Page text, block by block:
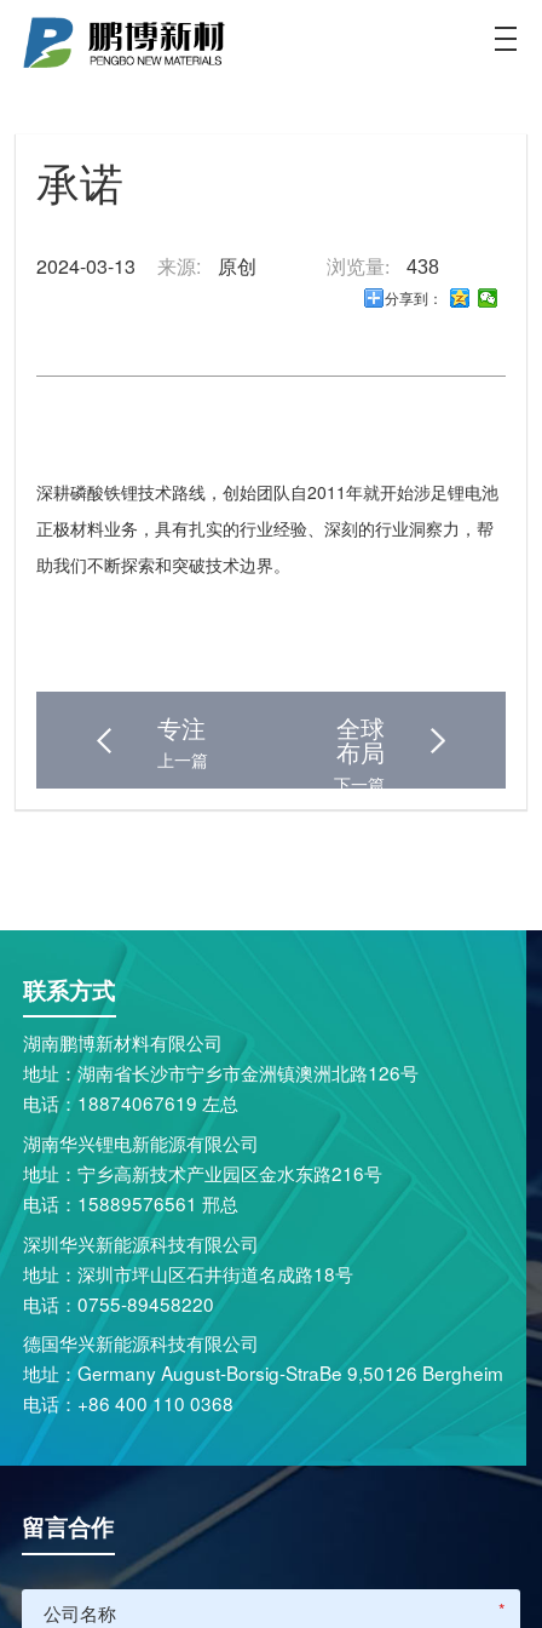
集团介绍
鹏博集团推动可再生能源的未来
集团介绍 核心竞争力
承诺
2024-03-13 来源: 原创 浏览量:
438
分享到：
深耕磷酸铁锂技术路线，创始团队自2011年就开始涉足锂电池
正极材料业务，具有扎实的行业经验、深刻的行业洞察力，帮
助我们不断探索和突破技术边界。
专注
上一篇
全球
布局
下一篇
联系方式
湖南鹏博新材料有限公司
地址：湖南省长沙市宁乡市金洲镇澳洲北路126号
电话：18874067619 左总
湖南华兴锂电新能源有限公司
地址：宁乡高新技术产业园区金水东路216号
电话：15889576561 邢总
深圳华兴新能源科技有限公司
地址：深圳市坪山区石井街道名成路18号
电话：0755-89458220
德国华兴新能源科技有限公司
地址：Germany August-Borsig-StraBe 9,50126 Bergheim
电话：+86 400 110 0368
留言合作
*